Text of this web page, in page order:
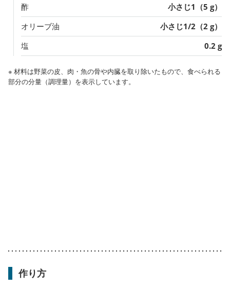
酢
小さじ1（5 g）
オリーブ油
小さじ1/2（2 g）
塩
0.2 g
※ 材料は野菜の皮、肉・魚の骨や内臓を取り除いたもので、食べられる
部分の分量（調理量）を表示しています。
作り方